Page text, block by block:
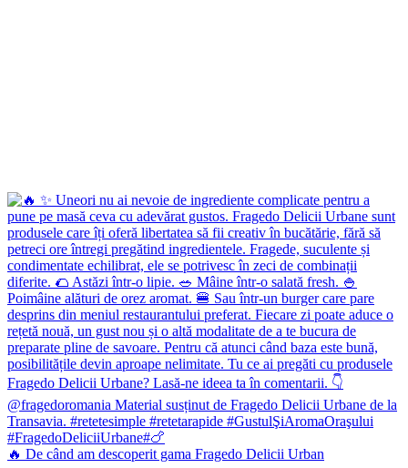
🔥 De când am descoperit gama Fragedo Delicii Urban